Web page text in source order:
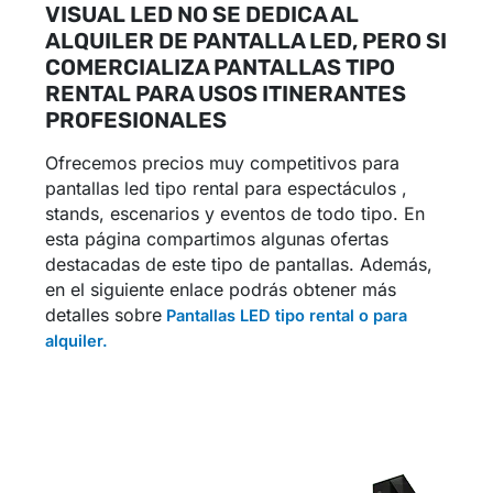
VISUAL LED NO SE DEDICA AL
ALQUILER DE PANTALLA LED, PERO SI
COMERCIALIZA PANTALLAS TIPO
RENTAL PARA USOS ITINERANTES
PROFESIONALES
Ofrecemos precios muy competitivos para
pantallas led tipo rental para espectáculos ,
stands, escenarios y eventos de todo tipo. En
esta página compartimos algunas ofertas
destacadas de este tipo de pantallas. Además,
en el siguiente enlace podrás obtener más
detalles sobrePantallas LED tipo rental o para
alquiler.